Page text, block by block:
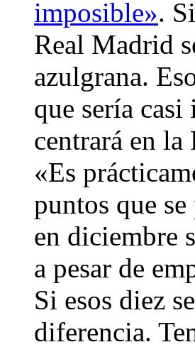
imposible».
Real Madrid
azulgrana.
que sería
centrará en la
«Es
puntos que
en diciembre
a pesar de
Si esos diez
diferencia.